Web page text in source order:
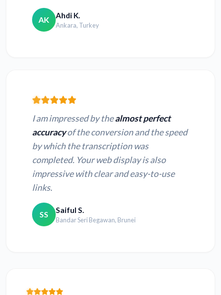
AK Ahdi K.
Ankara, Turkey
I am impressed by thealmost perfect
accuracyof the conversion and the speed
by which the transcription was
completed. Your web display is also
impressive with clear and easy-to-use
links.
SS Saiful S.
Bandar Seri Begawan, Brunei